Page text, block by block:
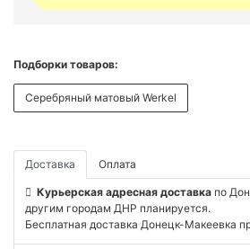
Подборки товаров:
Серебряный матовый Werkel
Доставка Оплата
Курьерская адресная доставка по
другим городам ДНР планируется.
Бесплатная доставка Донецк-Макеевка